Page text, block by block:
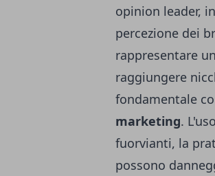
opinion leader,
percezione dei
rappresentare
raggiungere
fondamentale
marketing.
fuorvianti, la
possono